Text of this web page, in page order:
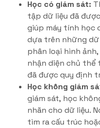
Học có giám sát:
tập dữ liệu đã
giúp máy tính học
dựa trên những dữ
phân loại hình
nhận diện chủ thể
đã được quy định
Học không giám
giám sát, học
nhãn cho dữ liệu.
tìm ra cấu trúc